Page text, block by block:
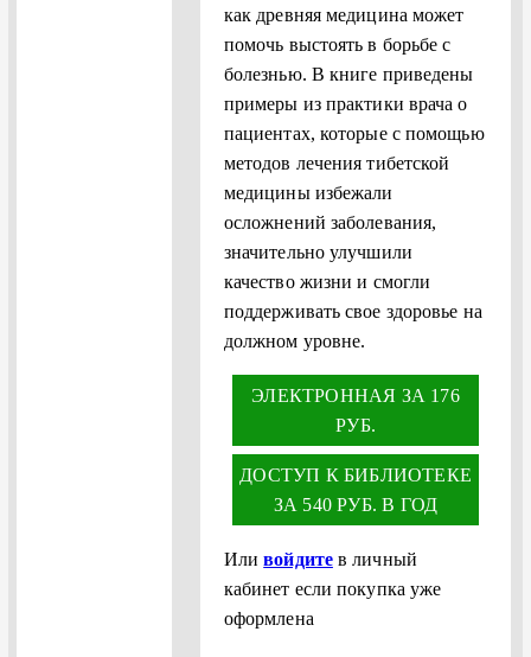
как древняя медицина может
помочь выстоять в борьбе с
болезнью. В книге приведены
примеры из практики врача о
пациентах, которые с помощью
методов лечения тибетской
медицины избежали
осложнений заболевания,
значительно улучшили
качество жизни и смогли
поддерживать свое здоровье на
должном уровне.
ЭЛЕКТРОННАЯ ЗА 176
РУБ.
ДОСТУП К БИБЛИОТЕКЕ
ЗА 540 РУБ. В ГОД
Иливойдитев личный
кабинет если покупка уже
оформлена